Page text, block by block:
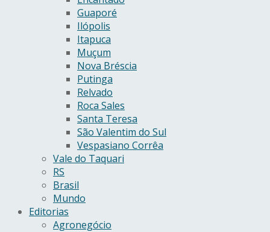
Guaporé
Ilópolis
Itapuca
Muçum
Nova Bréscia
Putinga
Relvado
Roca Sales
Santa Teresa
São Valentim do Sul
Vespasiano Corrêa
Vale do Taquari
RS
Brasil
Mundo
Editorias
Agronegócio